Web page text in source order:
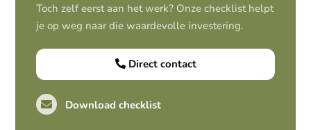
Toch zelf eerst aan het werk? Onze checklist helpt
je op weg naar die waardevolle investering.
Direct contact
Download checklist